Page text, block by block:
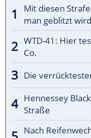
Mit diesen
man geblitzt wird
WTD-41: Hier
Co.
Die
Hennessey
Straße
Nach